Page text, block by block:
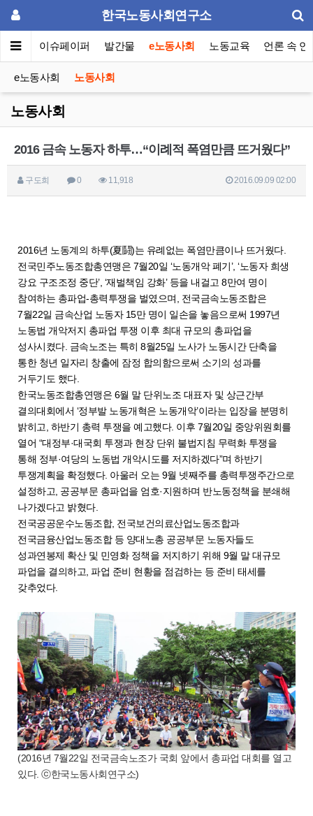
한국노동사회연구소
포럼 이슈페이퍼 발간물 e노동사회 노동교육 언론 속 연
e노동사회 노동사회
노동사회
2016 금속 노동자 하투…“이례적 폭염만큼 뜨거웠다”
구도희 0 11,918 2016.09.09 02:00
2016년 노동계의 하투(夏鬪)는 유례없는 폭염만큼이나 뜨거웠다.
전국민주노동조합총연맹은 7월20일 ‘노동개악 폐기’, ‘노동자 희생
강요 구조조정 중단’, ‘재벌책임 강화’ 등을 내걸고 8만여 명이
참여하는 총파업-총력투쟁을 벌였으며, 전국금속노동조합은
7월22일 금속산업 노동자 15만 명이 일손을 놓음으로써 1997년
노동법 개악저지 총파업 투쟁 이후 최대 규모의 총파업을
성사시켰다. 금속노조는 특히 8월25일 노사가 노동시간 단축을
통한 청년 일자리 창출에 잠정 합의함으로써 소기의 성과를
거두기도 했다.
한국노동조합총연맹은 6월 말 단위노조 대표자 및 상근간부
결의대회에서 ‘정부발 노동개혁은 노동개악’이라는 입장을 분명히
밝히고, 하반기 총력 투쟁을 예고했다. 이후 7월20일 중앙위원회를
열어 “대정부·대국회 투쟁과 현장 단위 불법지침 무력화 투쟁을
통해 정부·여당의 노동법 개악시도를 저지하겠다”며 하반기
투쟁계획을 확정했다. 아울러 오는 9월 넷째주를 총력투쟁주간으로
설정하고, 공공부문 총파업을 엄호·지원하며 반노동정책을 분쇄해
나가겠다고 밝혔다.
전국공공운수노동조합, 전국보건의료산업노동조합과
전국금융산업노동조합 등 양대노총 공공부문 노동자들도
성과연봉제 확산 및 민영화 정책을 저지하기 위해 9월 말 대규모
파업을 결의하고, 파업 준비 현황을 점검하는 등 준비 태세를
갖추었다.
(2016년 7월22일 전국금속노조가 국회 앞에서 총파업 대회를 열고
있다. ⓒ한국노동사회연구소)